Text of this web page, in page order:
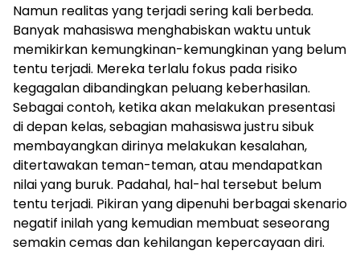
Namun realitas yang terjadi sering kali berbeda.
Banyak mahasiswa menghabiskan waktu untuk
memikirkan kemungkinan-kemungkinan yang belum
tentu terjadi. Mereka terlalu fokus pada risiko
kegagalan dibandingkan peluang keberhasilan.
Sebagai contoh, ketika akan melakukan presentasi
di depan kelas, sebagian mahasiswa justru sibuk
membayangkan dirinya melakukan kesalahan,
ditertawakan teman-teman, atau mendapatkan
nilai yang buruk. Padahal, hal-hal tersebut belum
tentu terjadi. Pikiran yang dipenuhi berbagai skenario
negatif inilah yang kemudian membuat seseorang
semakin cemas dan kehilangan kepercayaan diri.